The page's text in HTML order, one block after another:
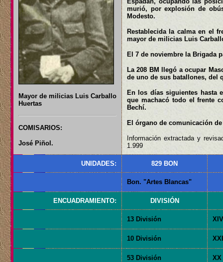
Mayor de milicias Luis Carballo
Huertas
COMISARIOS:
José Piñol.
murió, por explosión de
Modesto.
Restablecida la calma en el
mayor de milicias Luis
El 7 de noviembre la Brigada
La 208 BM llegó a ocupar
de uno de sus batallones, del
En los días siguientes hasta
que machacó todo el frente
Bechí.
El órgano de comunicación
Información extractada y
1.999
UNIDADES: 829 BON
Bon. "Artes Blancas"
ENCUADRAMIENTO: DIVISIÓN
13 División
10 División
53 División